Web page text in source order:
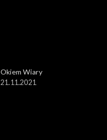
Okiem Wiary
21.11.2021